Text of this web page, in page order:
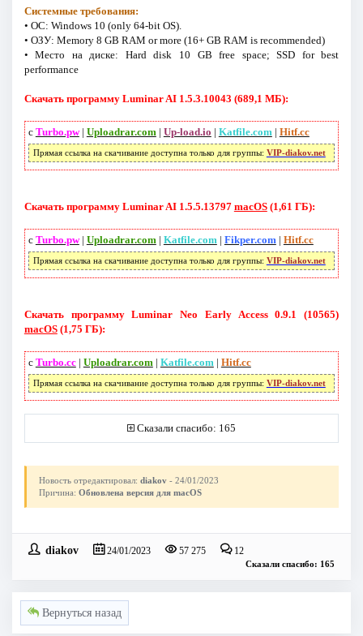
Системные требования:
• ОС: Windows 10 (only 64-bit OS).
• ОЗУ: Memory 8 GB RAM or more (16+ GB RAM is recommended)
• Место на диске: Hard disk 10 GB free space; SSD for best
performance
Скачать программу Luminar AI 1.5.3.10043 (689,1 МБ):
с Turbo.pw| Uploadrar.com| Up-load.io | Katfile.com| Hitf.cc
Прямая ссылка на скачивание доступна только для группы: VIP-diakov.net
Скачать программу Luminar AI 1.5.5.13797 macOS(1,61 ГБ):
с Turbo.pw| Uploadrar.com| Katfile.com| Fikper.com| Hitf.cc
Прямая ссылка на скачивание доступна только для группы: VIP-diakov.net
Скачать программу Luminar Neo Early Access 0.9.1 (10565)
macOS(1,75 ГБ):
с Turbo.cc| Uploadrar.com| Katfile.com| Hitf.cc
Прямая ссылка на скачивание доступна только для группы: VIP-diakov.net
Сказали спасибо: 165
Новость отредактировал: diakov- 24/01/2023
Причина: Обновлена версия для macOS
diakov 24/01/2023 57 275 12
Сказали спасибо: 165
Вернуться назад